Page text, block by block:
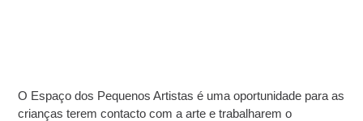
O Espaço dos Pequenos Artistas é uma oportunidade para as
crianças terem contacto com a arte e trabalharem o